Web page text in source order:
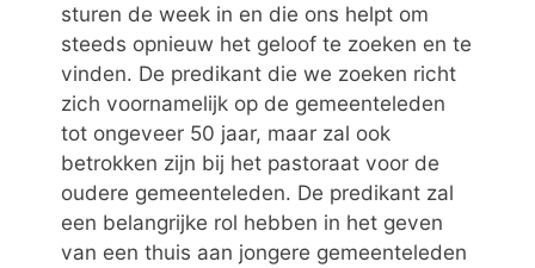
sturen de week in en die ons helpt om
steeds opnieuw het geloof te zoeken en te
vinden. De predikant die we zoeken richt
zich voornamelijk op de gemeenteleden
tot ongeveer 50 jaar, maar zal ook
betrokken zijn bij het pastoraat voor de
oudere gemeenteleden. De predikant zal
een belangrijke rol hebben in het geven
van een thuis aan jongere gemeenteleden